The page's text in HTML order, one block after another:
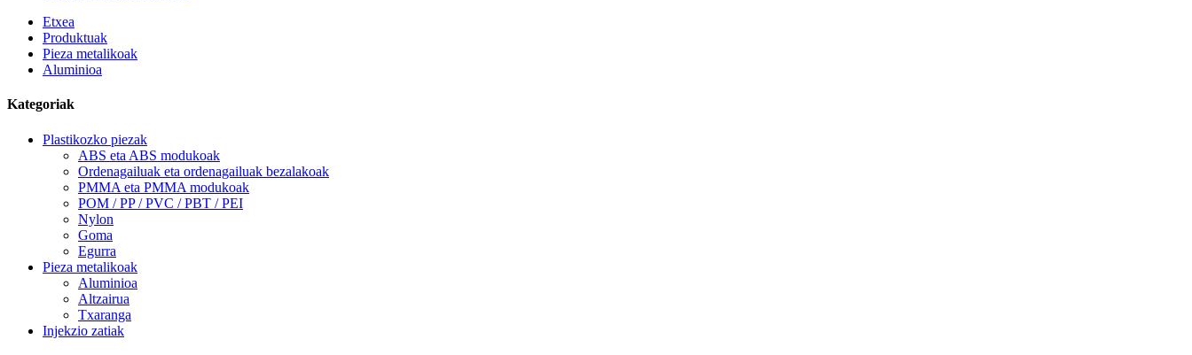
Etxea
Produktuak
Pieza metalikoak
Aluminioa
Kategoriak
Plastikozko piezak
ABS eta ABS modukoak
Ordenagailuak eta ordenagailuak bezalakoak
PMMA eta PMMA modukoak
POM / PP / PVC / PBT / PEI
Nylon
Goma
Egurra
Pieza metalikoak
Aluminioa
Altzairua
Txaranga
Injekzio zatiak